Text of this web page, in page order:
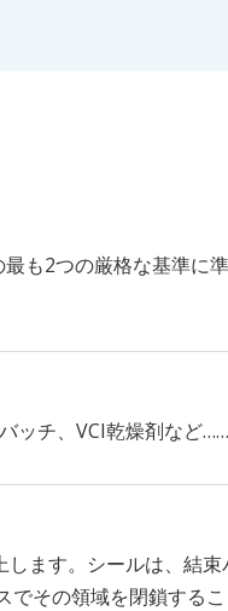
2つの厳格な基準に
ッチ、VCI乾燥剤など……
ます。シールは、結
その領域を閉鎖する